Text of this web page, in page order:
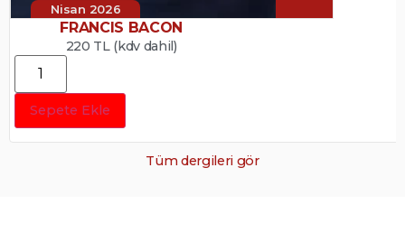
Nisan 2026
FRANCIS BACON
220 TL (kdv dahil)
Sepete Ekle
Tüm dergileri gör